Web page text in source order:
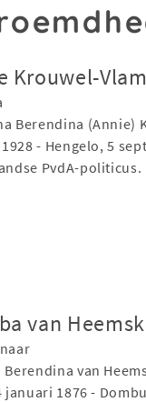
Krouwel-Vlam
Berendina (Annie)
- Hengelo, 5
PvdA-politicus.
van
Berendina van
januari 1876 -